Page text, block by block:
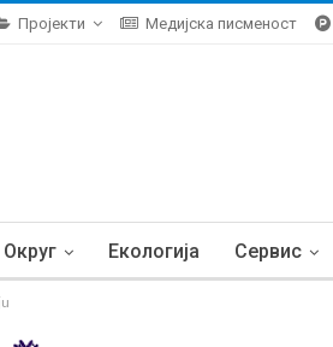
Пројекти Медијска писменост
Округ Екологија Сервис